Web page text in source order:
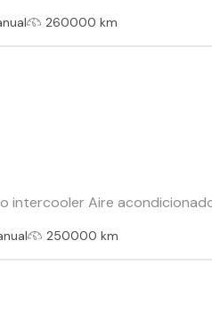
260000 km
intercooler Aire
250000 km